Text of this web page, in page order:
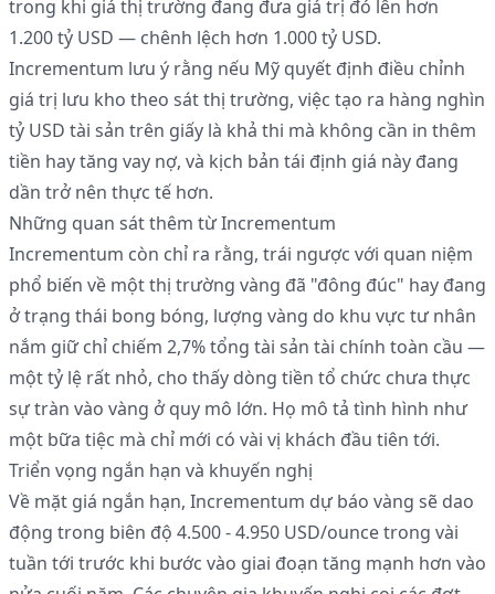
trong khi giá thị trường đang đưa giá trị đó lên hơn
1.200 tỷ USD — chênh lệch hơn 1.000 tỷ USD.
Incrementum lưu ý rằng nếu Mỹ quyết định điều chỉnh
giá trị lưu kho theo sát thị trường, việc tạo ra hàng nghìn
tỷ USD tài sản trên giấy là khả thi mà không cần in thêm
tiền hay tăng vay nợ, và kịch bản tái định giá này đang
dần trở nên thực tế hơn.
Những quan sát thêm từ Incrementum
Incrementum còn chỉ ra rằng, trái ngược với quan niệm
phổ biến về một thị trường vàng đã "đông đúc" hay đang
ở trạng thái bong bóng, lượng vàng do khu vực tư nhân
nắm giữ chỉ chiếm 2,7% tổng tài sản tài chính toàn cầu —
một tỷ lệ rất nhỏ, cho thấy dòng tiền tổ chức chưa thực
sự tràn vào vàng ở quy mô lớn. Họ mô tả tình hình như
một bữa tiệc mà chỉ mới có vài vị khách đầu tiên tới.
Triển vọng ngắn hạn và khuyến nghị
Về mặt giá ngắn hạn, Incrementum dự báo vàng sẽ dao
động trong biên độ 4.500 - 4.950 USD/ounce trong vài
tuần tới trước khi bước vào giai đoạn tăng mạnh hơn vào